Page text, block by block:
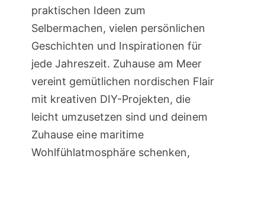
praktischen Ideen zum
Selbermachen, vielen persönlichen
Geschichten und Inspirationen für
jede Jahreszeit. Zuhause am Meer
vereint gemütlichen nordischen Flair
mit kreativen DIY-Projekten, die
leicht umzusetzen sind und deinem
Zuhause eine maritime
Wohlfühlatmosphäre schenken,